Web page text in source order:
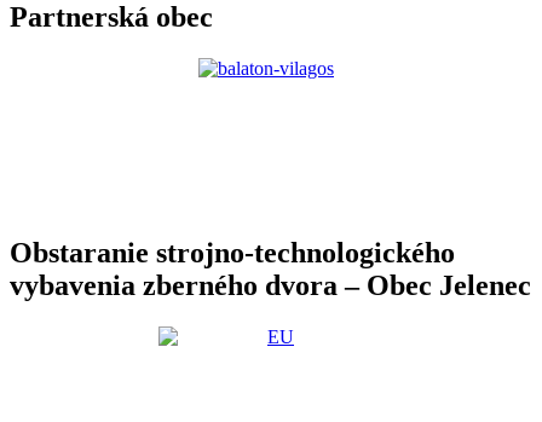
Partnerská obec
Obstaranie strojno-technologického
vybavenia zberného dvora – Obec Jelenec